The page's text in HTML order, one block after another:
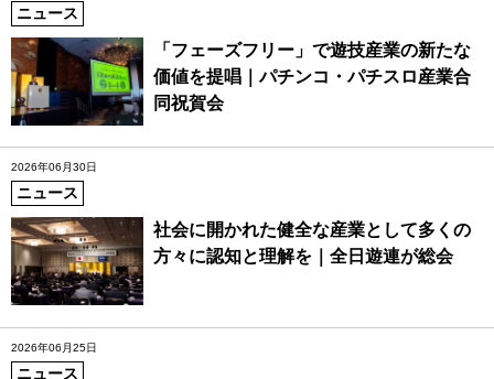
ニュース
「フェーズフリー」で遊技産業の新たな
価値を提唱｜パチンコ・パチスロ産業合
同祝賀会
2026年06月30日
ニュース
社会に開かれた健全な産業として多くの
方々に認知と理解を｜全日遊連が総会
2026年06月25日
ニュース